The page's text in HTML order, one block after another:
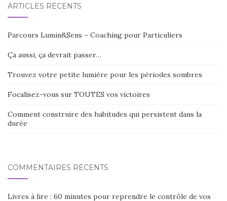
ARTICLES RÉCENTS
Parcours Lumin&Sens – Coaching pour Particuliers
Ça aussi, ça devrait passer…
Trouvez votre petite lumière pour les périodes sombres
Focalisez-vous sur TOUTES vos victoires
Comment construire des habitudes qui persistent dans la
durée
COMMENTAIRES RÉCENTS
Livres à lire : 60 minutes pour reprendre le contrôle de vos